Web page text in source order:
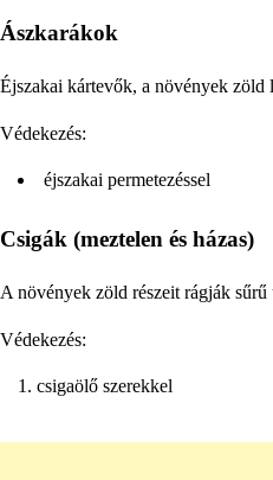
Ászkarákok
Éjszakai kártevők, a növények zöld
Védekezés:
éjszakai permetezéssel
Csigák (meztelen és házas)
A növények zöld részeit rágják
Védekezés:
csigaölő szerekkel